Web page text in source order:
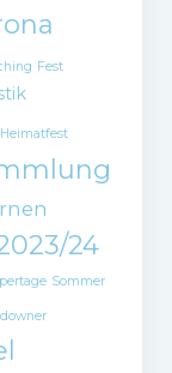
Fest
Heimatfest
24
Sommer